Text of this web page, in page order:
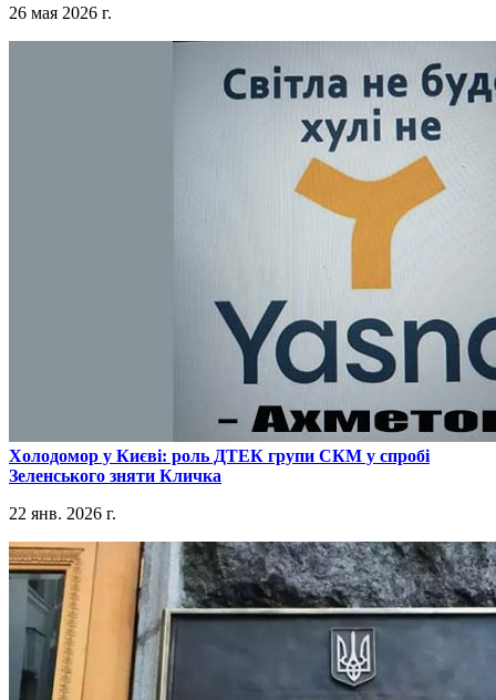
26 мая 2026 г.
​Холодомор у Києві: роль ДТЕК групи СКМ у спробі
Зеленського зняти Кличка
22 янв. 2026 г.